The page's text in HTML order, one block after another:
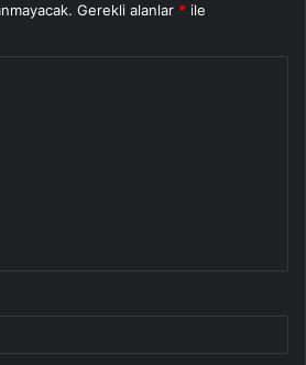
Gerekli alanlar * ile